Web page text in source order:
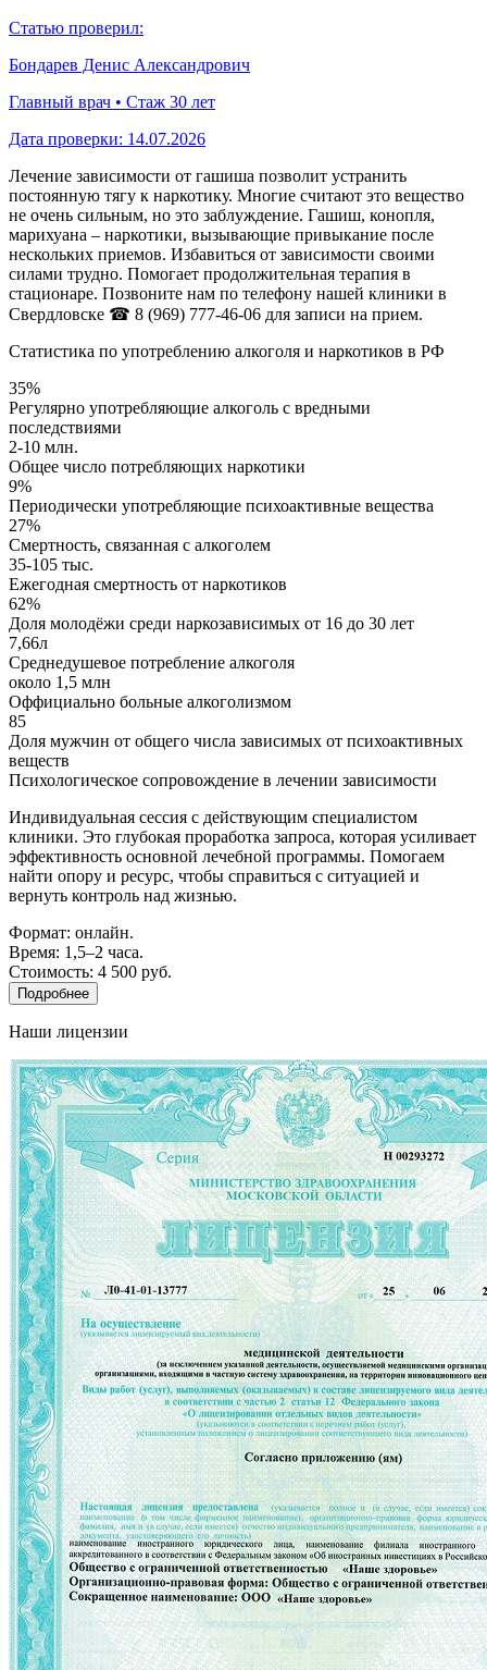
Статью проверил:
Бондарев Денис Александрович
Главный врач • Стаж 30 лет
Дата проверки: 14.07.2026
Лечение зависимости от гашиша позволит устранить
постоянную тягу к наркотику. Многие считают это вещество
не очень сильным, но это заблуждение. Гашиш, конопля,
марихуана – наркотики, вызывающие привыкание после
нескольких приемов. Избавиться от зависимости своими
силами трудно. Помогает продолжительная терапия в
стационаре. Позвоните нам по телефону нашей клиники в
Свердловске ☎ 8 (969) 777-46-06 для записи на прием.
Статистика по употреблению алкоголя и наркотиков в РФ
35%
Регулярно употребляющие алкоголь с вредными
последствиями
2-10 млн.
Общее число потребляющих наркотики
9%
Периодически употребляющие психоактивные вещества
27%
Смертность, связанная с алкоголем
35-105 тыс.
Ежегодная смертность от наркотиков
62%
Доля молодёжи среди наркозависимых от 16 до 30 лет
7,66л
Среднедушевое потребление алкоголя
около 1,5 млн
Оффициально больные алкоголизмом
85
Доля мужчин от общего числа зависимых от психоактивных
веществ
Психологическое сопровождение в лечении зависимости
Индивидуальная сессия с действующим специалистом
клиники. Это глубокая проработка запроса, которая усиливает
эффективность основной лечебной программы. Помогаем
найти опору и ресурс, чтобы справиться с ситуацией и
вернуть контроль над жизнью.
Формат: онлайн.
Время: 1,5–2 часа.
Стоимость: 4 500 руб.
Подробнее
Наши лицензии